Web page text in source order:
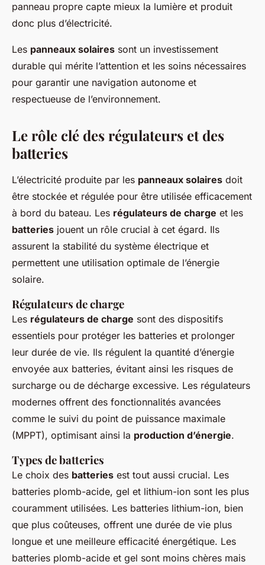
panneau propre capte mieux la lumière et produit
donc plus d’électricité.
Les panneaux solaires sont un investissement
durable qui mérite l’attention et les soins nécessaires
pour garantir une navigation autonome et
respectueuse de l’environnement.
Le rôle clé des régulateurs et des
batteries
L’électricité produite par les panneaux solaires doit
être stockée et régulée pour être utilisée efficacement
à bord du bateau. Les régulateurs de charge et les
batteries jouent un rôle crucial à cet égard. Ils
assurent la stabilité du système électrique et
permettent une utilisation optimale de l’énergie
solaire.
Régulateurs de charge
Les régulateurs de charge sont des dispositifs
essentiels pour protéger les batteries et prolonger
leur durée de vie. Ils régulent la quantité d’énergie
envoyée aux batteries, évitant ainsi les risques de
surcharge ou de décharge excessive. Les régulateurs
modernes offrent des fonctionnalités avancées
comme le suivi du point de puissance maximale
(MPPT), optimisant ainsi la production d’énergie.
Types de batteries
Le choix des batteries est tout aussi crucial. Les
batteries plomb-acide, gel et lithium-ion sont les plus
couramment utilisées. Les batteries lithium-ion, bien
que plus coûteuses, offrent une durée de vie plus
longue et une meilleure efficacité énergétique. Les
batteries plomb-acide et gel sont moins chères mais